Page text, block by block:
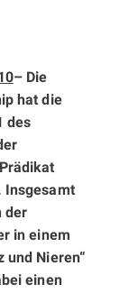
– Die
hat die
des
Insgesamt
der
in einem
und Nieren“
einen